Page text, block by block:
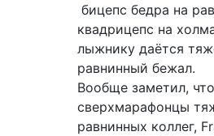
бицепс бедра на
квадрицепс на
лыжнику даётся
равнинный бежал.
Вообще заметил,
сверхмарафонцы
равнинных коллег,